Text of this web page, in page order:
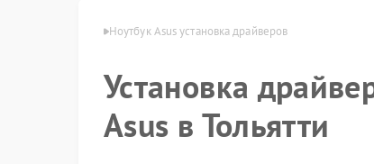
Ноутбук Asus установка драйверов
Установка
Asus в Тольятти